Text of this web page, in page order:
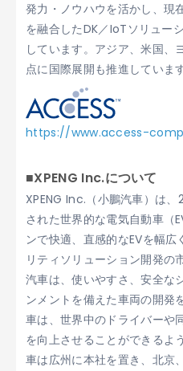
発力・ノウハウを活かし、現
を融合したDK／IoTソリュー
しています。アジア、米国、
点に国際展開も推進しています
https://www.access-
■XPENG Inc.について
XPENG Inc.（小鵬汽車）は
された世界的な電気自動車（
ンで快適、直感的なEVを幅
リティソリューション開発の
汽車は、使いやすさ、安全な
ンメントを備えた車両の開発
車は、世界中のドライバーや
を向上させることができるよ
車は広州に本社を置き、北京